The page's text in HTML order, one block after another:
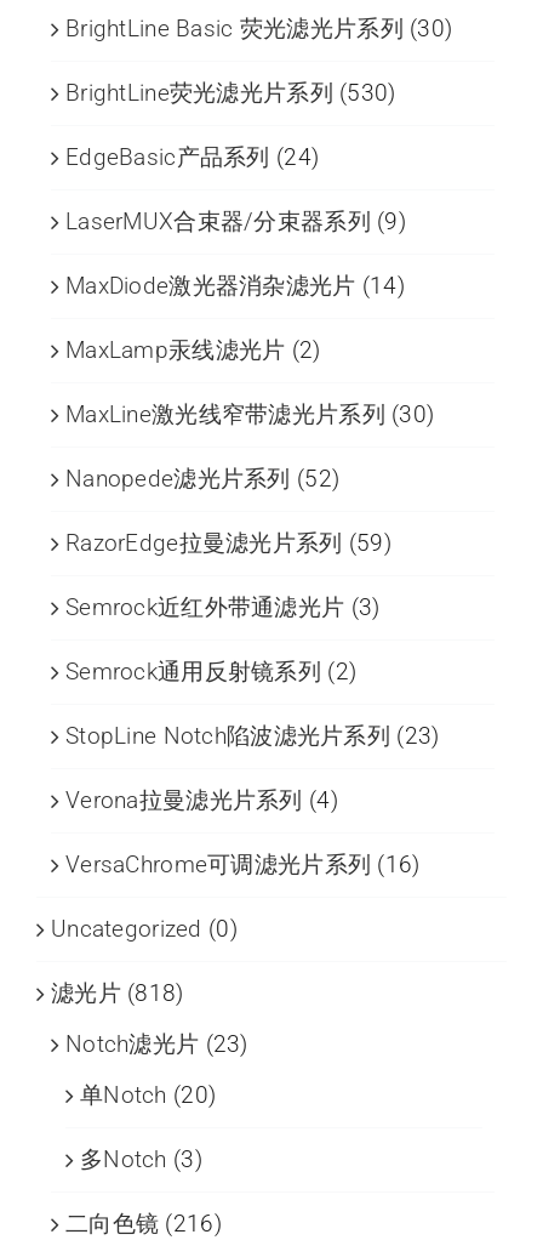
BrightLine Basic 荧光滤光片系列 (30)
BrightLine荧光滤光片系列 (530)
EdgeBasic产品系列 (24)
LaserMUX合束器/分束器系列 (9)
MaxDiode激光器消杂滤光片 (14)
MaxLamp汞线滤光片 (2)
MaxLine激光线窄带滤光片系列 (30)
Nanopede滤光片系列 (52)
RazorEdge拉曼滤光片系列 (59)
Semrock近红外带通滤光片 (3)
Semrock通用反射镜系列 (2)
StopLine Notch陷波滤光片系列 (23)
Verona拉曼滤光片系列 (4)
VersaChrome可调滤光片系列 (16)
Uncategorized (0)
滤光片 (818)
Notch滤光片 (23)
单Notch (20)
多Notch (3)
二向色镜 (216)